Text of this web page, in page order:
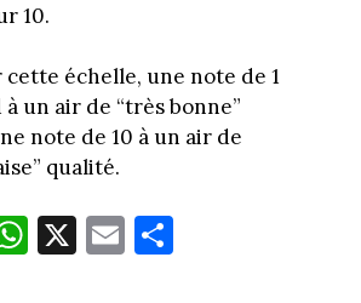
10.
cette échelle, une note de 1
un air de “très bonne”
note de 10 à un air de
qualité.
W
ha
X E
m
Pa
rt